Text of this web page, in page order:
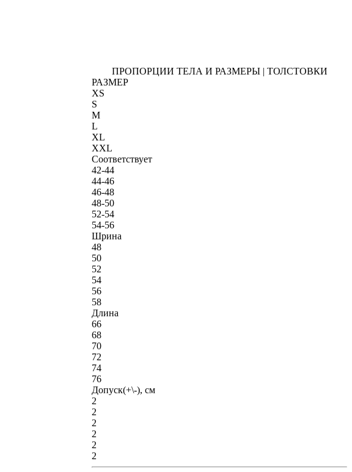
ПРОПОРЦИИ ТЕЛА И РАЗМЕРЫ | ТОЛСТОВКИ
РАЗМЕР
XS
S
M
L
XL
XXL
Соответствует
42-44
44-46
46-48
48-50
52-54
54-56
Шрина
48
50
52
54
56
58
Длина
66
68
70
72
74
76
Допуск(+\-), см
2
2
2
2
2
2